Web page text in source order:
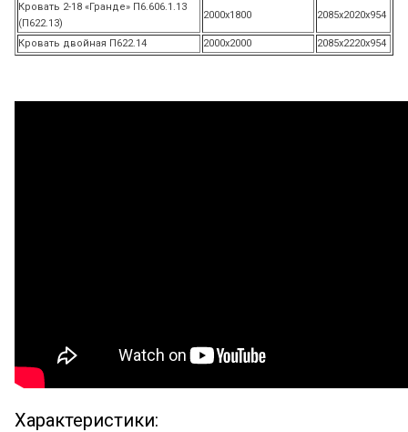
Кровать 2-18 «Гранде» П6.606.1.13
(П622.13)
2000х1800 2085х2020х954
Кровать двойная П622.14 2000х2000 2085х2220х954
Характеристики: